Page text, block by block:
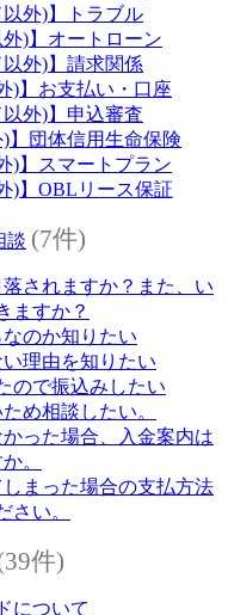
以外)】トラブル
外)】オートローン
以外)】請求関係
)】お支払い・口座
以外)】申込審査
)】団体信用生命保険
)】スマートプラン
)】OBLリース保証
談 (7件)
されますか？また、い
ますか？
のか知りたい
理由を知りたい
ので振込みしたい
め相談したい。
った場合、入金案内は
。
まった場合の支払方法
さい。
件)
について